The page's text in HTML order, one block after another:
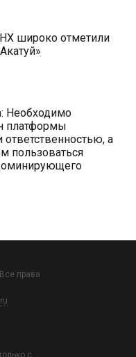
широко отметили
Необходимо
платформы
ответственностью, а
пользоваться
права
с